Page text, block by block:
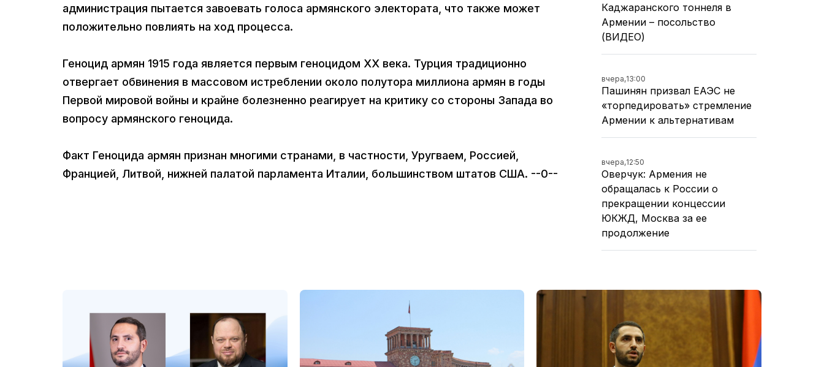
администрация пытается завоевать голоса армянского электората, что также может
положительно повлиять на ход процесса.
Геноцид армян 1915 года является первым геноцидом ХХ века. Турция традиционно
отвергает обвинения в массовом истреблении около полутора миллиона армян в годы
Первой мировой войны и крайне болезненно реагирует на критику со стороны Запада во
вопросу армянского геноцида.
Факт Геноцида армян признан многими странами, в частности, Уругваем, Россией,
Францией, Литвой, нижней палатой парламента Италии, большинством штатов США. --0--
Каджаранского тоннеля в
Армении – посольство
(ВИДЕО)
вчера,13:00
Пашинян призвал ЕАЭС не
«торпедировать» стремление
Армении к альтернативам
вчера,12:50
Оверчук: Армения не
обращалась к России о
прекращении концессии
ЮКЖД, Москва за ее
продолжение